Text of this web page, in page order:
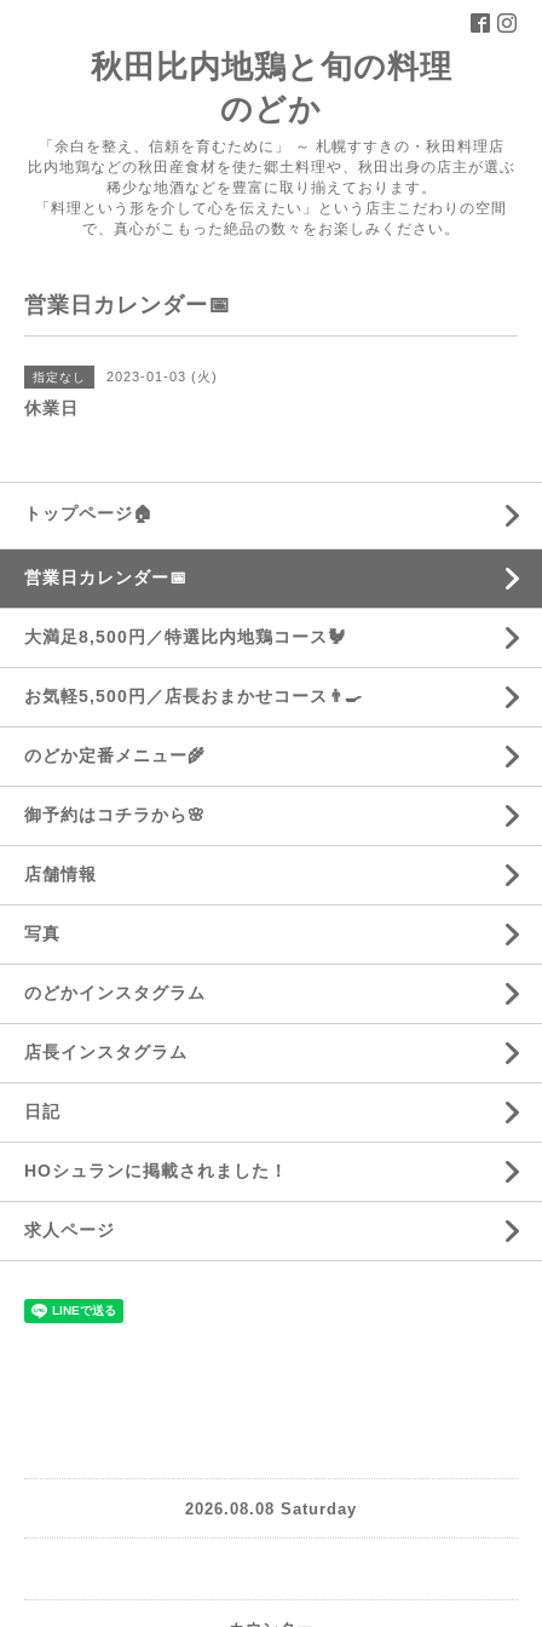
秋田比内地鶏と旬の料理
のどか
「余白を整え、信頼を育むために」 ～ 札幌すすきの・秋田料理店
比内地鶏などの秋田産食材を使た郷土料理や、秋田出身の店主が選ぶ
稀少な地酒などを豊富に取り揃えております。
「料理という形を介して心を伝えたい」という店主こだわりの空間
で、真心がこもった絶品の数々をお楽しみください。
営業日カレンダー📅
指定なし 2023-01-03 (火)
休業日
トップページ🏠
営業日カレンダー📅
大満足8,500円／特選比内地鶏コース🐓
お気軽5,500円／店長おまかせコース👨‍🍳
のどか定番メニュー🌾
御予約はコチラから🌸
店舗情報
写真
のどかインスタグラム
店長インスタグラム
日記
HOシュランに掲載されました！
求人ページ
2026.08.08 Saturday